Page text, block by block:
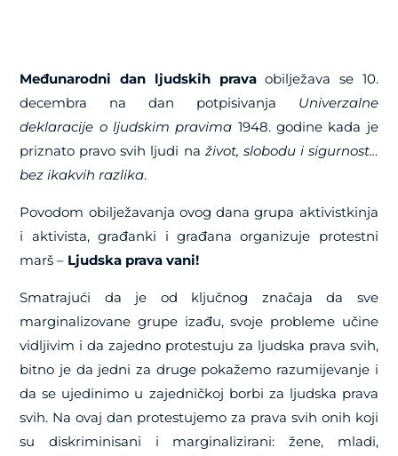
Međunarodni dan ljudskih pravaobilježava se 10.
decembra na dan potpisivanja Univerzalne
deklaracije o ljudskim pravima 1948. godine kada je
priznato pravo svih ljudi na život, slobodu i sigurnost…
bez ikakvih razlika.
Povodom obilježavanja ovog dana grupa aktivistkinja
i aktivista, građanki i građana organizuje protestni
marš – Ljudska prava vani!
Smatrajući da je od ključnog značaja da sve
marginalizovane grupe izađu, svoje probleme učine
vidljivim i da zajedno protestuju za ljudska prava svih,
bitno je da jedni za druge pokažemo razumijevanje i
da se ujedinimo u zajedničkoj borbi za ljudska prava
svih. Na ovaj dan protestujemo za prava svih onih koji
su diskriminisani i marginalizirani: žene, mladi,